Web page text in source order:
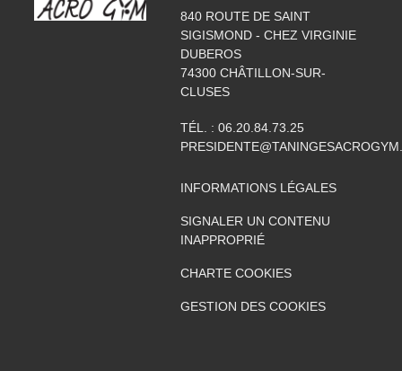
840 ROUTE DE SAINT
SIGISMOND - CHEZ VIRGINIE
DUBEROS
74300 CHÂTILLON-SUR-
CLUSES
TÉL. : 06.20.84.73.25
INFORMATIONS LÉGALES
SIGNALER UN CONTENU
INAPPROPRIÉ
CHARTE COOKIES
GESTION DES COOKIES